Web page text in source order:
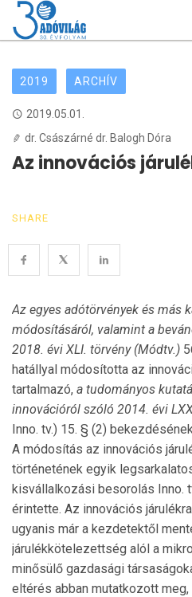
2019 ARCHÍV
2019.05.01.
dr. Császárné dr. Balogh Dóra
Az innovációs
SHARE
Az egyes adótörvények és más
módosításáról, valamint a
2018. évi XLI. törvény (Módtv.)
hatállyal módosította az
tartalmazó, a tudományos
innovációról szóló 2014. évi
Inno. tv.) 15. § (2)
A módosítás az innovációs
történetének egyik
kisvállalkozási besorolás Inno.
érintette. Az innovációs
ugyanis már a kezdetektől
járulékkötelezettség alól a
minősülő gazdasági
eltérés abban mutatkozott